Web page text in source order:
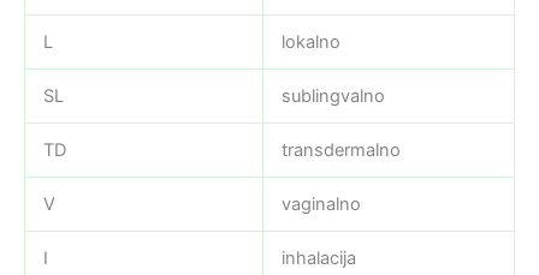
L lokalno
SL sublingvalno
TD transdermalno
V vaginalno
I inhalacija